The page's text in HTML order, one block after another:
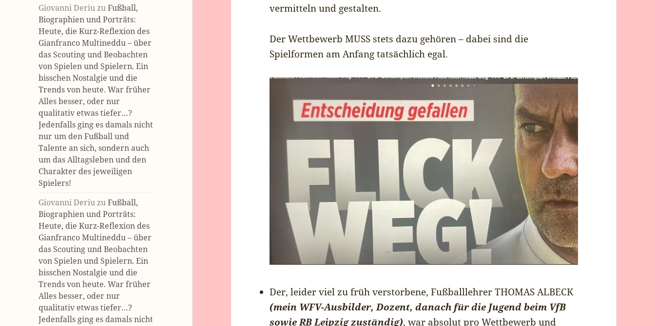
Giovanni DeriuzuFußball,
Biographien und Porträts:
Heute, die Kurz-Reflexion des
Gianfranco Multineddu – über
das Scouting und Beobachten
von Spielen und Spielern. Ein
bisschen Nostalgie und die
Trends von heute. War früher
Alles besser, oder nur
qualitativ etwas tiefer…?
Jedenfalls ging es damals nicht
nur um den Fußball und
Talente an sich, sondern auch
um das Alltagsleben und den
Charakter des jeweiligen
Spielers!
Giovanni DeriuzuFußball,
Biographien und Porträts:
Heute, die Kurz-Reflexion des
Gianfranco Multineddu – über
das Scouting und Beobachten
von Spielen und Spielern. Ein
bisschen Nostalgie und die
Trends von heute. War früher
Alles besser, oder nur
qualitativ etwas tiefer…?
Jedenfalls ging es damals nicht
vermitteln und gestalten.
Der Wettbewerb MUSS stets dazu gehören – dabei sind die
Spielformen am Anfang tatsächlich egal.
Der, leider viel zu früh verstorbene, Fußballlehrer THOMAS ALBECK
(mein WFV-Ausbilder, Dozent, danach für die Jugend beim VfB
sowie RB Leipzig zuständig), war absolut pro Wettbewerb und